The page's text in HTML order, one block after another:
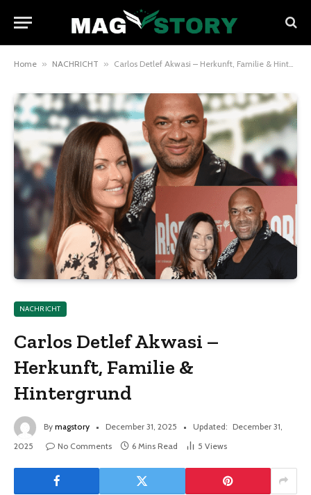
Home » NACHRICHT » Carlos Detlef Akwasi – Herkunft, Familie & Hintergrund
NACHRICHT
Carlos Detlef Akwasi –
Herkunft, Familie &
Hintergrund
By magstory December 31, 2025 Updated: December 31,
2025
No Comments 6 Mins Read 5 Views